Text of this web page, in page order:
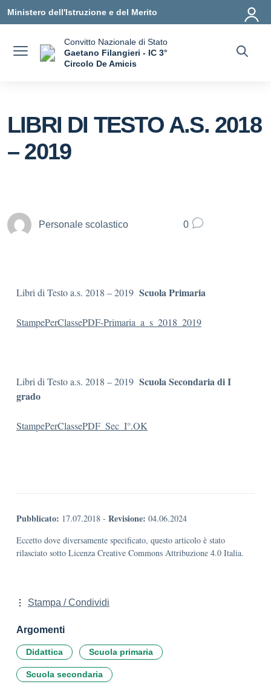
Ministero dell'Istruzione e del Merito
Convitto Nazionale di Stato
Gaetano Filangieri - IC 3°
Circolo De Amicis
LIBRI DI TESTO A.S. 2018
– 2019
Personale scolastico 0
Libri di Testo a.s. 2018 – 2019 Scuola Primaria
StampePerClassePDF-Primaria_a_s_2018_2019
Libri di Testo a.s. 2018 – 2019 Scuola Secondaria di I
grado
StampePerClassePDF_Sec_I°.OK
Pubblicato: 17.07.2018 - Revisione: 04.06.2024
Eccetto dove diversamente specificato, questo articolo è stato
rilasciato sotto Licenza Creative Commons Attribuzione 4.0 Italia.
Stampa / Condividi
Argomenti
Didattica Scuola primaria
Scuola secondaria